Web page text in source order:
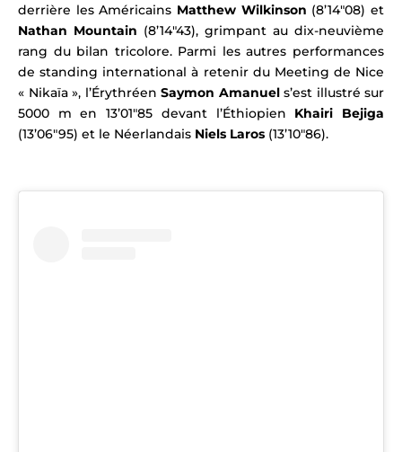
derrière les Américains Matthew Wilkinson (8’14″08) et
Nathan Mountain (8’14″43), grimpant au dix-neuvième
rang du bilan tricolore. Parmi les autres performances
de standing international à retenir du Meeting de Nice
« Nikaïa », l’Érythréen Saymon Amanuels’est illustré sur
5000 m en 13’01″85 devant l’Éthiopien Khairi Bejiga
(13’06″95) et le Néerlandais Niels Laros (13’10″86).